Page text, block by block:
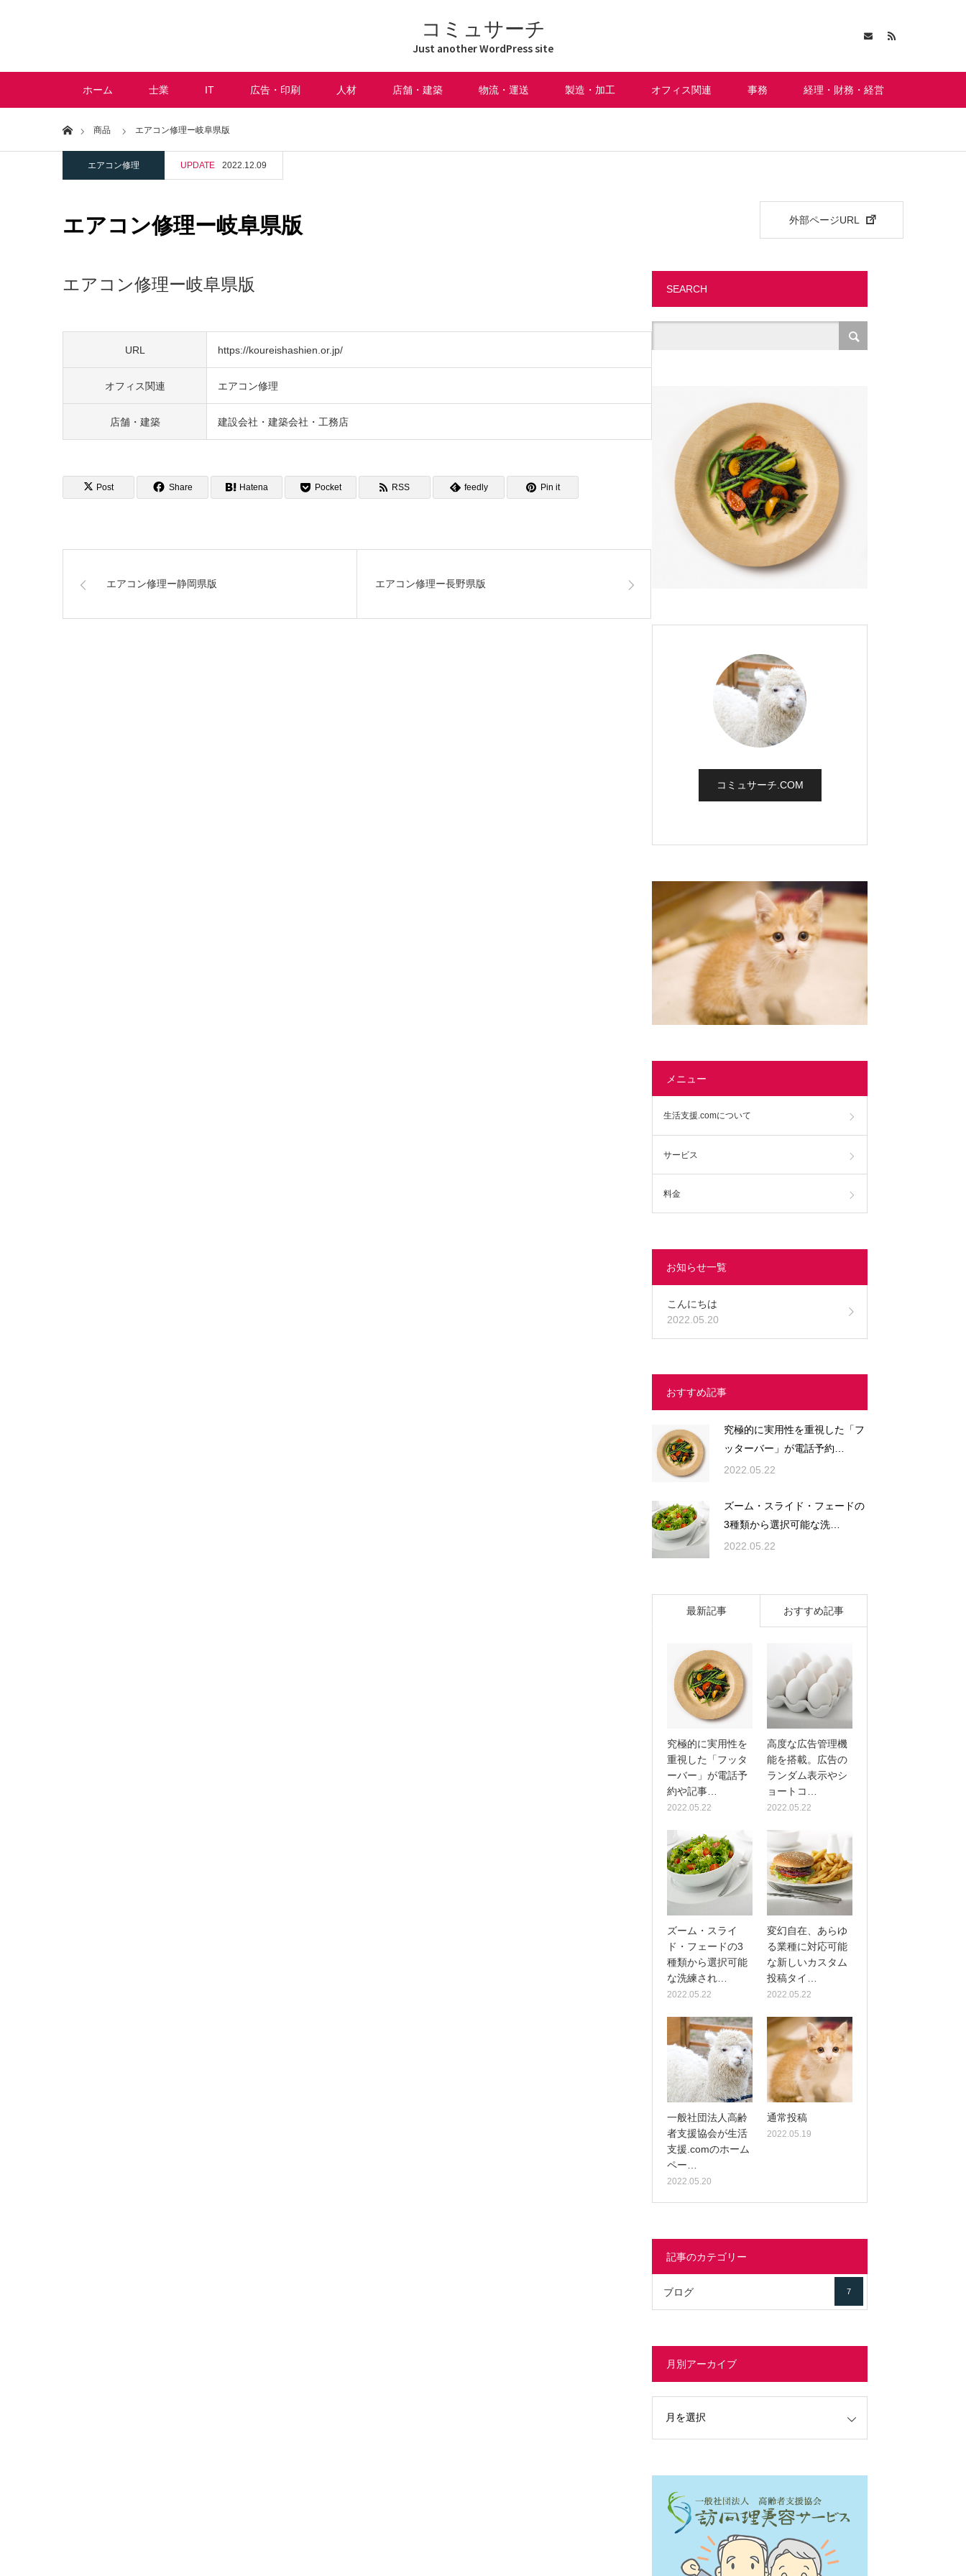
コミュサーチ
Just another WordPress site
ホーム 士業 IT 広告・印刷 人材 店舗・建築 物流・運送 製造・加工 オフィス関連 事務 経理・財務・経営
Home商品 エアコン修理ー岐阜県版
エアコン修理 UPDATE 2022.12.09
エアコン修理ー岐阜県版 外部ページURL
エアコン修理ー岐阜県版
URL https://koureishashien.or.jp/
オフィス関連 エアコン修理
店舗・建築 建設会社・建築会社・工務店
Post Share Hatena Pocket RSS feedly Pin it
エアコン修理ー静岡県版 エアコン修理ー長野県版
SEARCH
コミュサーチ.COM
メニュー
生活支援.comについて
サービス
料金
お知らせ一覧
こんにちは
2022.05.20
おすすめ記事
究極的に実用性を重視した「フ
ッターバー」が電話予約…
2022.05.22
ズーム・スライド・フェードの
3種類から選択可能な洗…
2022.05.22
最新記事 おすすめ記事
究極的に実用性を
重視した「フッタ
ーバー」が電話予
約や記事…
2022.05.22
高度な広告管理機
能を搭載。広告の
ランダム表示やシ
ョートコ…
2022.05.22
ズーム・スライ
ド・フェードの3
種類から選択可能
な洗練され…
2022.05.22
変幻自在、あらゆ
る業種に対応可能
な新しいカスタム
投稿タイ…
2022.05.22
一般社団法人高齢
者支援協会が生活
支援.comのホーム
ペー…
2022.05.20
通常投稿
2022.05.19
記事のカテゴリー
ブログ 7
月別アーカイブ